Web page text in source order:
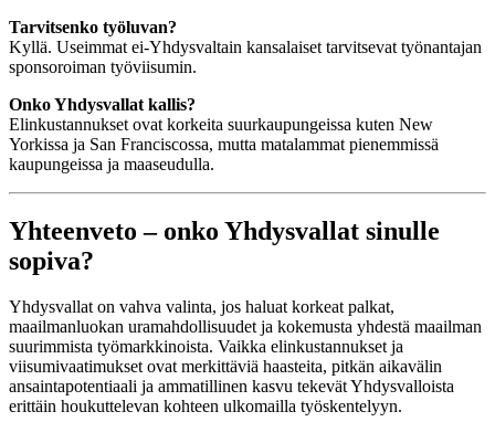
Tarvitsenko työluvan?
Kyllä. Useimmat ei-Yhdysvaltain kansalaiset tarvitsevat työnantajan
sponsoroiman työviisumin.
Onko Yhdysvallat kallis?
Elinkustannukset ovat korkeita suurkaupungeissa kuten New
Yorkissa ja San Franciscossa, mutta matalammat pienemmissä
kaupungeissa ja maaseudulla.
Yhteenveto – onko Yhdysvallat sinulle
sopiva?
Yhdysvallat on vahva valinta, jos haluat korkeat palkat,
maailmanluokan uramahdollisuudet ja kokemusta yhdestä maailman
suurimmista työmarkkinoista. Vaikka elinkustannukset ja
viisumivaatimukset ovat merkittäviä haasteita, pitkän aikavälin
ansaintapotentiaali ja ammatillinen kasvu tekevät Yhdysvalloista
erittäin houkuttelevan kohteen ulkomailla työskentelyyn.